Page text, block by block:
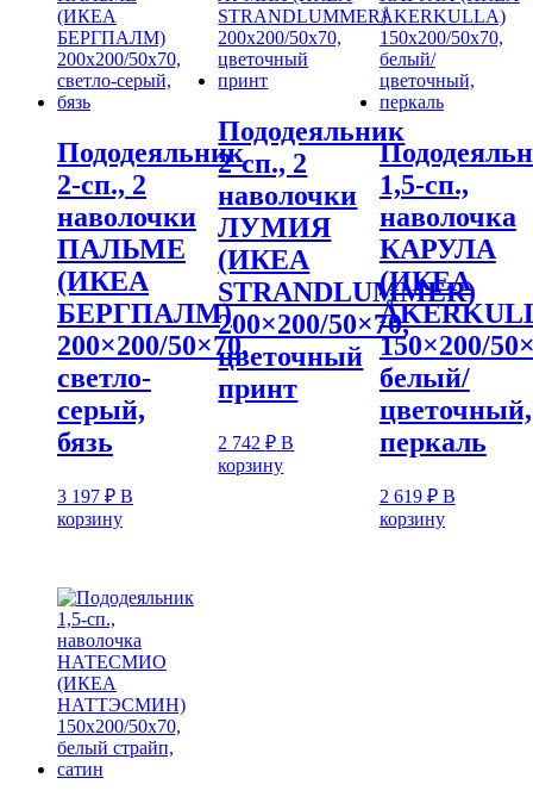
Пододеяльник
2-сп., 2
наволочки
ПАЛЬМЕ
(ИКЕА
БЕРГПАЛМ)
200×200/50×70,
светло-
серый,
бязь
3 197 ₽ В
корзину
Пододеяльник
2-сп., 2
наволочки
ЛУМИЯ
(ИКЕА
STRANDLUMMER)
200×200/50×70,
цветочный
принт
2 742₽ В
корзину
1,5-сп.,
наволочка
КАРУЛА
(ИКЕА
150×200/
белый/
цветочный,
перкаль
2 619 ₽ В
корзину